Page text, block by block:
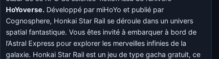
HoYoverse. Développé par miHoYo et publié par
Cognosphere, Honkai Star Rail se déroule dans un univers
spatial fantastique. Vous êtes invité à embarquer à bord de
l’Astral Express pour explorer les merveilles infinies de la
galaxie. Honkai Star Rail est un jeu de type gacha gratuit, ce